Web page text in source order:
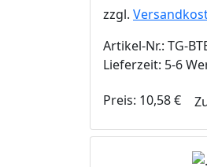
zzgl.
Artikel-Nr.: TG-
Lieferzeit: 5-6
Preis: 10,58€